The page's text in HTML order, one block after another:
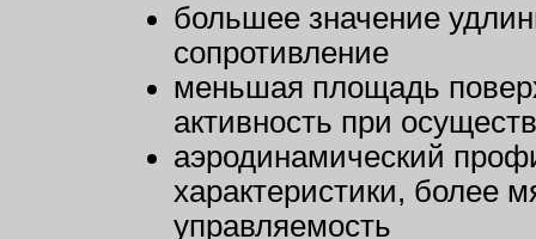
большее значение
сопротивление
меньшая площадь
активность при
аэродинамический
характеристики, более
управляемость